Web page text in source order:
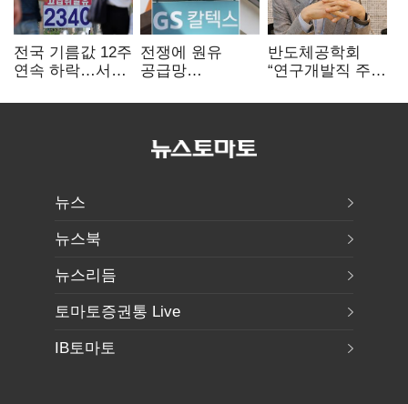
전국 기름값 12주
연속 하락…서울
전쟁에 원유
공급망
정유, 에너지안보
반도체공학회
“연구개발직 주
개선해야”
뉴스
뉴스북
뉴스리듬
토마토증권통 Live
IB토마토